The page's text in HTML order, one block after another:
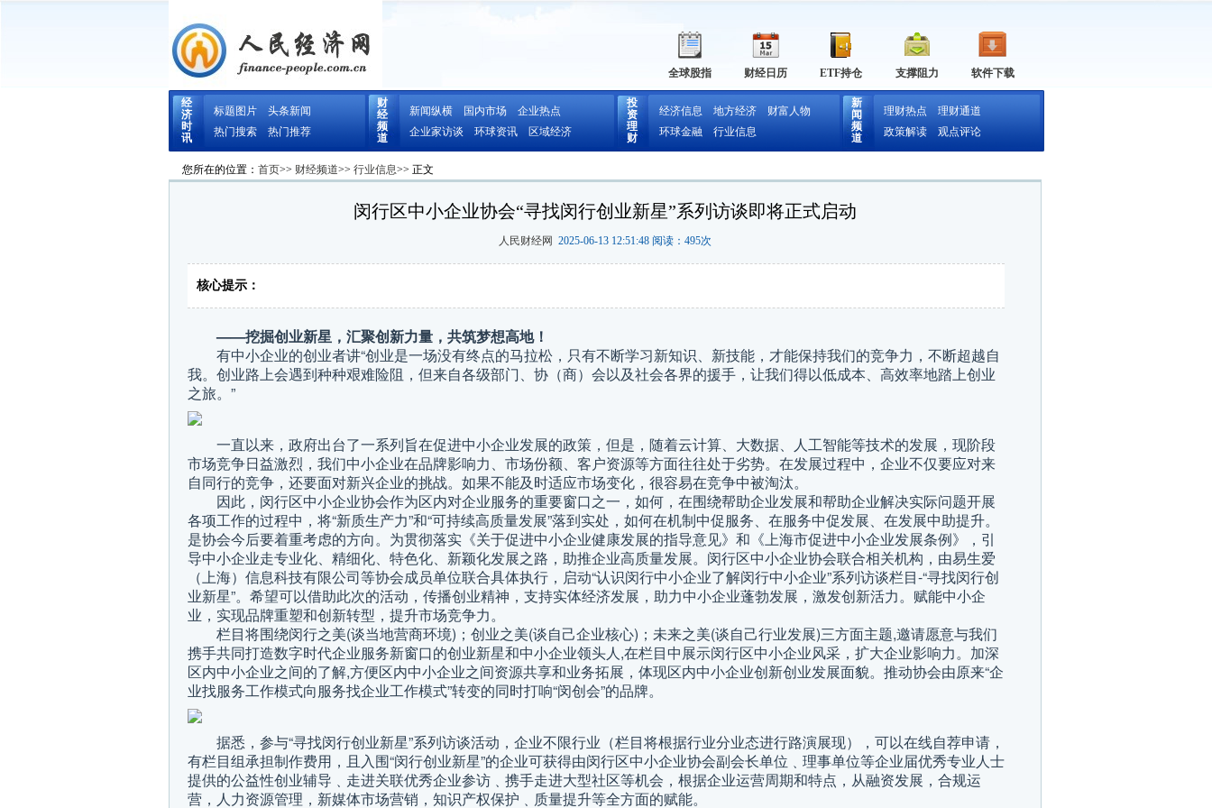
软件下载
支撑阻力
ETF持仓
财经日历
全球股指
经
济
时
讯
标题图片
头条新闻
热门搜索
热门推荐
财
经
频
道
新闻纵横 国内市场
企业热点
企业家访谈
环球资讯 区域经济
投
资
理
财
经济信息 地方经济
财富人物
环球金融
行业信息
新
闻
频
道
理财热点
理财通道
政策解读
观点评论
您所在的位置： 首页>> 财经频道>> 行业信息>> 正文
闵行区中小企业协会“寻找闵行创业新星”系列访谈即将正式启动
人民财经网 2025-06-13 12:51:48 阅读： 495次
核心提示：
——挖掘创业新星，汇聚创新力量，共筑梦想高地！
有中小企业的创业者讲“创业是一场没有终点的马拉松，只有不断学习新知识、新技能，才能保持我们的竞争力，不断超越自
我。创业路上会遇到种种艰难险阻，但来自各级部门、协（商）会以及社会各界的援手，让我们得以低成本、高效率地踏上创业
之旅。”
一直以来，政府出台了一系列旨在促进中小企业发展的政策，但是，随着云计算、大数据、人工智能等技术的发展，现阶段
市场竞争日益激烈，我们中小企业在品牌影响力、市场份额、客户资源等方面往往处于劣势。在发展过程中，企业不仅要应对来
自同行的竞争，还要面对新兴企业的挑战。如果不能及时适应市场变化，很容易在竞争中被淘汰。
因此，闵行区中小企业协会作为区内对企业服务的重要窗口之一，如何，在围绕帮助企业发展和帮助企业解决实际问题开展
各项工作的过程中，将“新质生产力”和“可持续高质量发展”落到实处，如何在机制中促服务、在服务中促发展、在发展中助提升。
是协会今后要着重考虑的方向。为贯彻落实《关于促进中小企业健康发展的指导意见》和《上海市促进中小企业发展条例》，引
导中小企业走专业化、精细化、特色化、新颖化发展之路，助推企业高质量发展。闵行区中小企业协会联合相关机构，由易生爱
（上海）信息科技有限公司等协会成员单位联合具体执行，启动“认识闵行中小企业了解闵行中小企业”系列访谈栏目-“寻找闵行创
业新星”。希望可以借助此次的活动，传播创业精神，支持实体经济发展，助力中小企业蓬勃发展，激发创新活力。赋能中小企
业，实现品牌重塑和创新转型，提升市场竞争力。
栏目将围绕闵行之美(谈当地营商环境)；创业之美(谈自己企业核心)；未来之美(谈自己行业发展)三方面主题,邀请愿意与我们
携手共同打造数字时代企业服务新窗口的创业新星和中小企业领头人,在栏目中展示闵行区中小企业风采，扩大企业影响力。加深
区内中小企业之间的了解,方便区内中小企业之间资源共享和业务拓展，体现区内中小企业创新创业发展面貌。推动协会由原来“企
业找服务工作模式向服务找企业工作模式”转变的同时打响“闵创会”的品牌。
据悉，参与“寻找闵行创业新星”系列访谈活动，企业不限行业（栏目将根据行业分业态进行路演展现），可以在线自荐申请，
有栏目组承担制作费用，且入围“闵行创业新星”的企业可获得由闵行区中小企业协会副会长单位﹑理事单位等企业届优秀专业人士
提供的公益性创业辅导﹑走进关联优秀企业参访﹑携手走进大型社区等机会，根据企业运营周期和特点，从融资发展，合规运
营，人力资源管理，新媒体市场营销，知识产权保护﹑质量提升等全方面的赋能。